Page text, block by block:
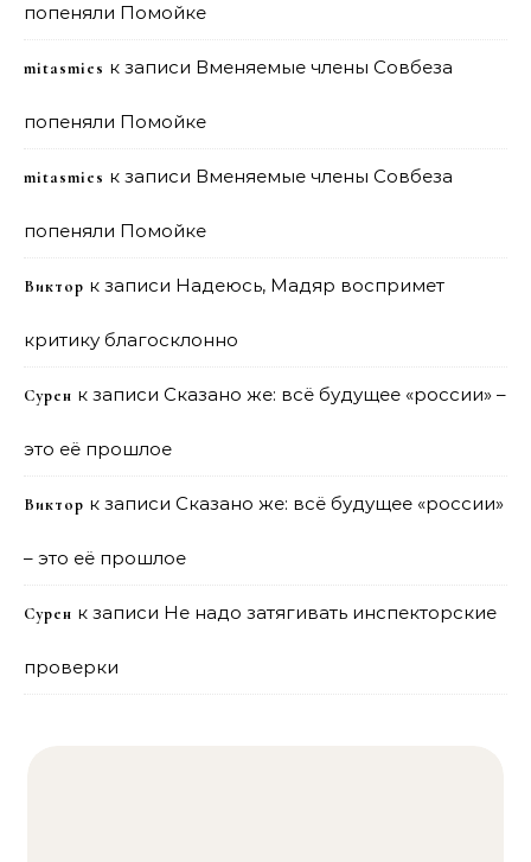
попеняли Помойке
mitasmies к записи Вменяемые члены Совбеза
попеняли Помойке
mitasmies к записи Вменяемые члены Совбеза
попеняли Помойке
Виктор к записи Надеюсь, Мадяр воспримет
критику благосклонно
Сурен к записи Сказано же: всё будущее «россии» –
это её прошлое
Виктор к записи Сказано же: всё будущее «россии»
– это её прошлое
Сурен к записи Не надо затягивать инспекторские
проверки